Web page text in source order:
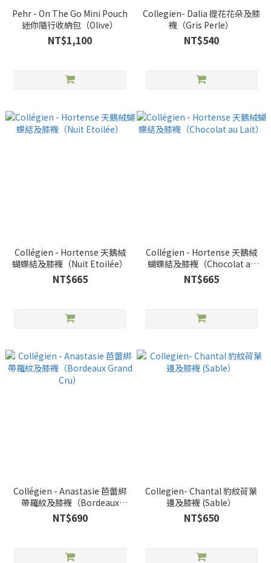
Pehr - On The Go Mini Pouch
迷你隨行收納包（Olive）
NT$1,100
Collegien- Dalia 提花花朵及膝
襪（Gris Perle）
NT$540
Collégien - Hortense 天鵝絨
蝴蝶結及膝襪（Nuit Etoilée）
NT$665
Collégien - Hortense 天鵝絨
蝴蝶結及膝襪（Chocolat au
Lait）
NT$665
Collégien - Anastasie 芭蕾綁
帶羅紋及膝襪（Bordeaux
Grand Cru）
NT$690
Collegien- Chantal 豹紋荷葉
邊及膝襪 (Sable）
NT$650